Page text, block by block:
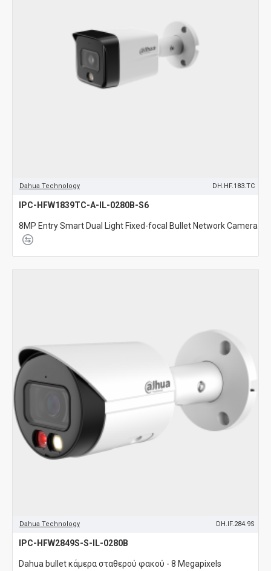
Dahua Technology DH.HF.183.TC
IPC-HFW1839TC-A-IL-0280B-S6
8MP Entry Smart Dual Light Fixed-focal Bullet Network Camera
Dahua Technology DH.IF.284.9S
IPC-HFW2849S-S-IL-0280B
Dahua bullet κάμερα σταθερού φακού - 8 Megapixels